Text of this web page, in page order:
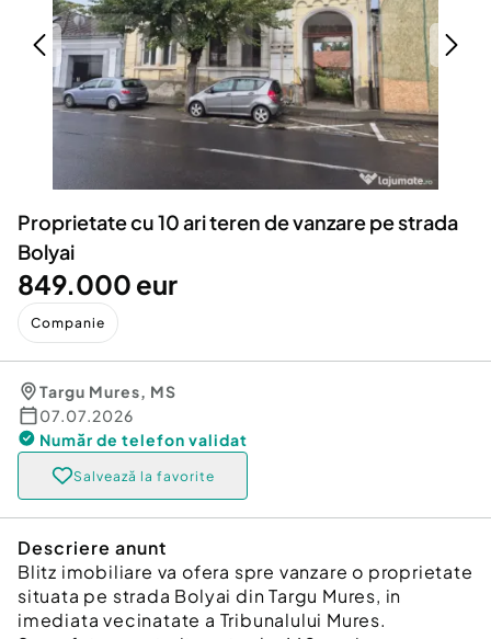
Servicii
Animale de companie
Afaceri și echipamente profesionale
Inchiriere Bunuri si Vehicule
Utilaje agricole si industriale
Piese auto si accesorii
Dacia Duster
Proprietate cu 10 ari teren de vanzare pe strada
Bolyai
849.000 eur
Companie
Targu Mures, MS
07.07.2026
Număr de telefon validat
Salvează la favorite
Descriere anunt
Blitz imobiliare va ofera spre vanzare o proprietate
situata pe strada Bolyai din Targu Mures, in
imediata vecinatate a Tribunalului Mures.